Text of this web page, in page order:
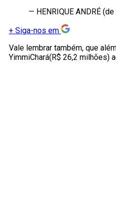
— HENRIQUE ANDRÉ
+ Siga-nos em
Vale lembrar também, que
YimmiChará(R$ 26,2 milhões)